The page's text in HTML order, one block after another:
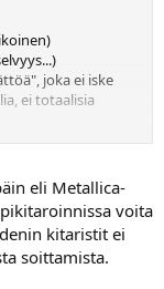
joka ei iske
ei totaalisia
eli Metallica-
voita
kitaristit ei
soittamista.